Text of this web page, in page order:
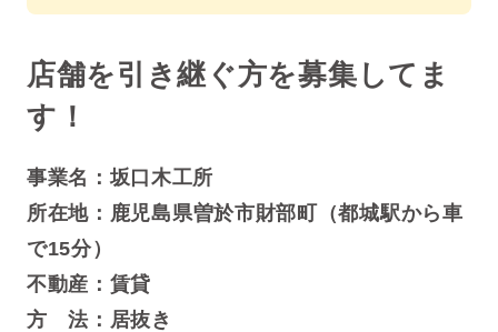
店舗を引き継ぐ方を募集してま
す！
事業名：坂口木工所
所在地： 鹿児島県曽於市財部町（都城駅から車
で15分）
不動産：賃貸
方 法：居抜き